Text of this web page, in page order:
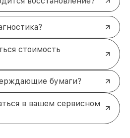
стоимость
бумаги?
в вашем сервисном